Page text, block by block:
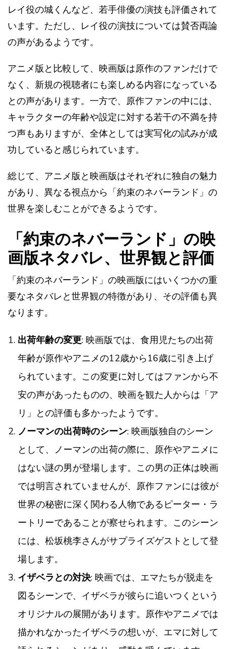
レイ役の城くんなど、若手俳優の演技も評価されて
います。ただし、レイ役の演技については賛否両論
の声があるようです​​。
アニメ版と比較して、映画版は原作のファンだけで
なく、新規の視聴者にも楽しめる内容になっている
との声があります。一方で、原作ファンの中には、
キャラクターの年齢や設定に対する若干の不満を持
つ声もありますが、全体としては実写化の試みが成
功していると感じられています。
総じて、アニメ版と映画版はそれぞれに独自の魅力
があり、異なる視点から「約束のネバーランド」の
世界を楽しむことができるようです。
「約束のネバーランド」の映
画版ネタバレ、世界観と評価
「約束のネバーランド」の映画版にはいくつかの重
要なネタバレと世界観の特徴があり、その評価も異
なります。
出荷年齢の変更: 映画版では、食用児たちの出荷
年齢が原作やアニメの12歳から16歳に引き上げ
られています。この変更に対してはファンから不
安の声があったものの、映画を観た人からは「ア
リ」との評価も多かったようです​​。
ノーマンの出荷時のシーン: 映画版独自のシーン
として、ノーマンの出荷の際に、原作やアニメに
はない謎の男が登場します。この男の正体は映画
では明言されていませんが、原作ファンには彼が
世界の秘密に深く関わる人物であるピーター・ラ
ートリーであることが察せられます。このシーン
には、松坂桃李さんがサプライズゲストとして登
場します​​。
イザベラとの対決: 映画では、エマたちが脱走を
図るシーンで、イザベラが彼らに追いつくという
オリジナルの展開があります。原作やアニメでは
描かれなかったイザベラの想いが、エマに対して